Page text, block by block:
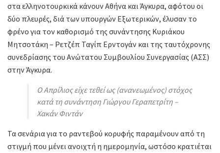
στα ελληνοτουρκικά κάνουν Αθήνα και Άγκυρα, αφότου οι
δύο πλευρές, διά των υπουργών Εξωτερικών, έλυσαν το
φρένο για τον καθορισμό της συνάντησης Κυριάκου
Μητσοτάκη – Ρετζέπ Ταγίπ Ερντογάν και της ταυτόχρονης
συνεδρίασης του Ανώτατου Συμβουλίου Συνεργασίας (ΑΣΣ)
στην Άγκυρα.
Ο Απρίλιος είχε τεθεί ως (ανανεωμένος) στόχος
κατά τη συνάντηση Γιώργου Γεραπετρίτη –
Χακάν Φιντάν
Τα σενάρια για το ραντεβού κορυφής παραμένουν από τη
στιγμή που μένει ανοιχτή η ημερομηνία, ωστόσο κρατιέται